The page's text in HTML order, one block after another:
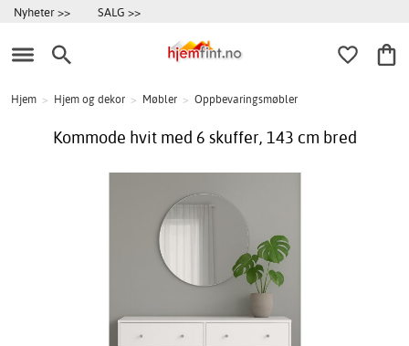
Nyheter >> SALG >>
Hjem > Hjem og dekor > Møbler > Oppbevaringsmøbler
Kommode hvit med 6 skuffer, 143 cm bred